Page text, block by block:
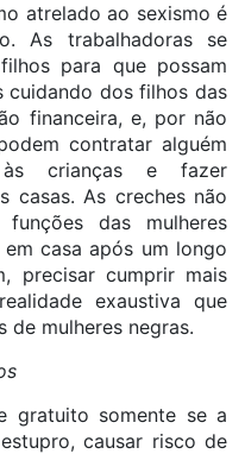
atrelado ao sexismo é
As trabalhadoras se
para que possam
cuidando dos filhos das
financeira, e, por não
contratar alguém
às crianças e fazer
casas. As creches não
das mulheres
casa após um longo
precisar cumprir mais
exaustiva que
de mulheres negras.
gratuito somente se a
causar risco de